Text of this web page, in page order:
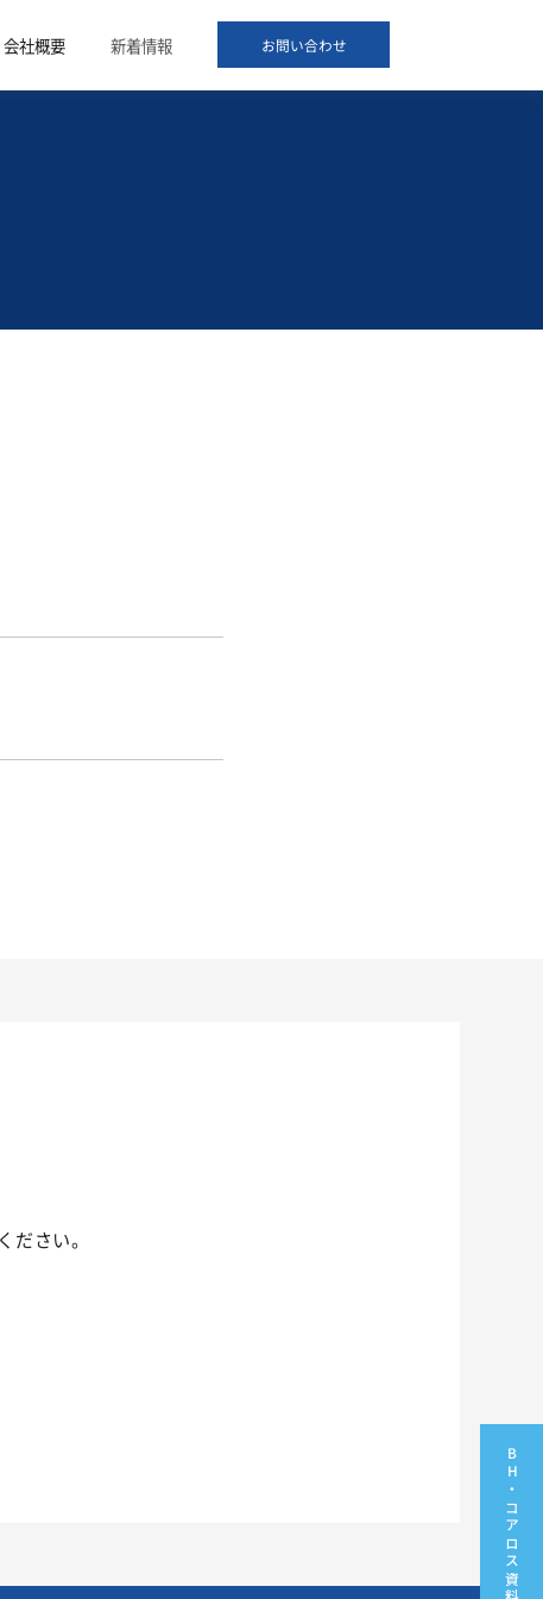
会社概要 新着情報 お問い合わせ
BH・コアロス資料
ださい。